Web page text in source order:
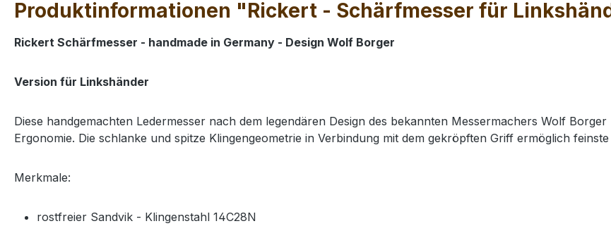
Produktinformationen "Rickert - Schärfmesser für
Rickert Schärfmesser - handmade in Germany - Design Wolf Borger
Version für Linkshänder
Diese handgemachten Ledermesser nach dem legendären Design des bekannten Messermachers Wolf
Ergonomie. Die schlanke und spitze Klingengeometrie in Verbindung mit dem gekröpften Griff ermöglich
Merkmale:
rostfreier Sandvik - Klingenstahl 14C28N